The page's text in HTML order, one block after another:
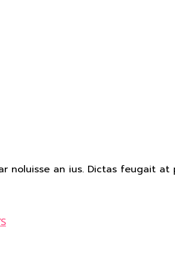
noluisse an ius. Dictas feugait